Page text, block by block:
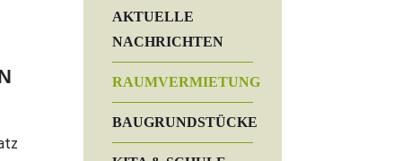
Navigation
überspringen
AKTUELLE
NACHRICHTEN
RAUMVERMIETUNG
BAUGRUNDSTÜCKE